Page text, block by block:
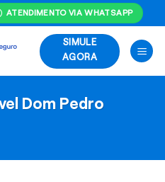
ATENDIMENTO VIA WHATSAPP
SIMULE
AGORA
Dom Pedro